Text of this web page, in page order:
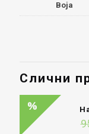
Boja
Слични